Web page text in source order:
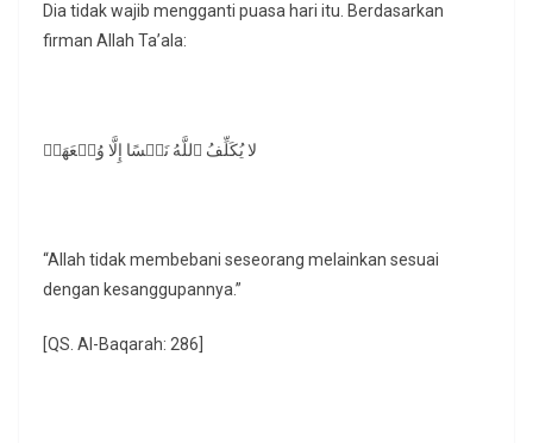
Dia tidak wajib mengganti puasa hari itu. Berdasarkan
firman Allah Ta’ala:
لا يُكَلِّفُ ٱللَّهُ نَفۡسًا إِلَّا وُسۡعَهَاۚ
“Allah tidak membebani seseorang melainkan sesuai
dengan kesanggupannya.”
[QS. Al-Baqarah: 286]